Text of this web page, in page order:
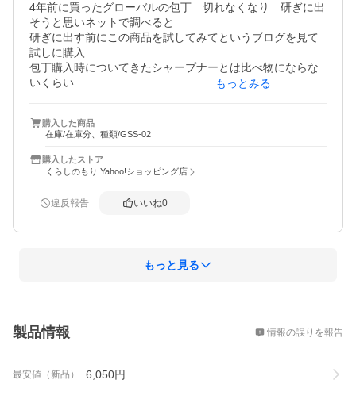
4年前に買ったグローバルの包丁　切れなくなり　研ぎに出
そうと思いネットで調べると
研ぎに出す前にこの商品を試してみてというブログを見て
試しに購入
包丁購入時についてきたシャープナーとは比べ物にならな
いくらい
メーカーの研ぎにだそうかと思います
もっとみる
購入した商品
在庫/在庫分、種類/GSS-02
購入したストア
くらしのもり Yahoo!ショッピング店
違反報告 いいね0
もっと見る
製品情報 情報の誤りを報告
最安値（新品） 6,050円